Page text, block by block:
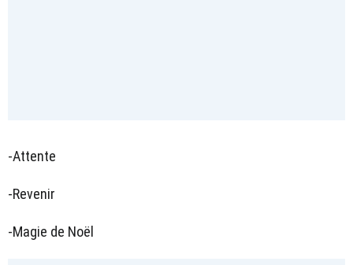
-Attente
-Revenir
-Magie de Noël